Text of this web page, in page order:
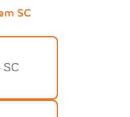
SC
SC